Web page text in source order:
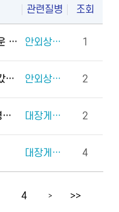
관련질병 조회
눈을 찔리거나 날카로운 물체에 다쳤을 때 물로 씻어도 되나요? 안외상(천공 외상) 1
화학물질이 눈에 들어갔을 때 안과에 먼저 가야 하나요, 물로 먼저 씻어야 하나요? 안외상(각막화상) 2
어떤 증상이 있을 때 병원에 바로 가야 하나요? 대장게실증 2
대장게실증 4
4 > >>